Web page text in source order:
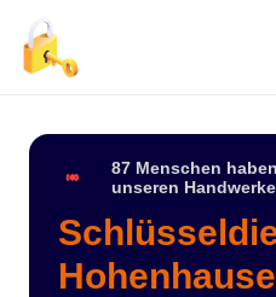
87 Menschen
unseren